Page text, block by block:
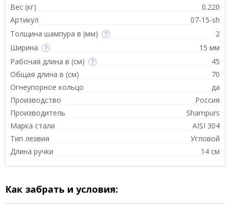
Вес (кг)
0.220
Артикул
07-15-sh
Толщина шампура в (мм)
2
Ширина
15 мм
Рабочая длина в (см)
45
Общая длина в (см)
70
Огнеупорное кольцо
да
Производство
Россия
Производитель
Shampurs
Марка стали
AISI 304
Тип лезвия
Угловой
Длина ручки
14 см
Как забрать и условия: